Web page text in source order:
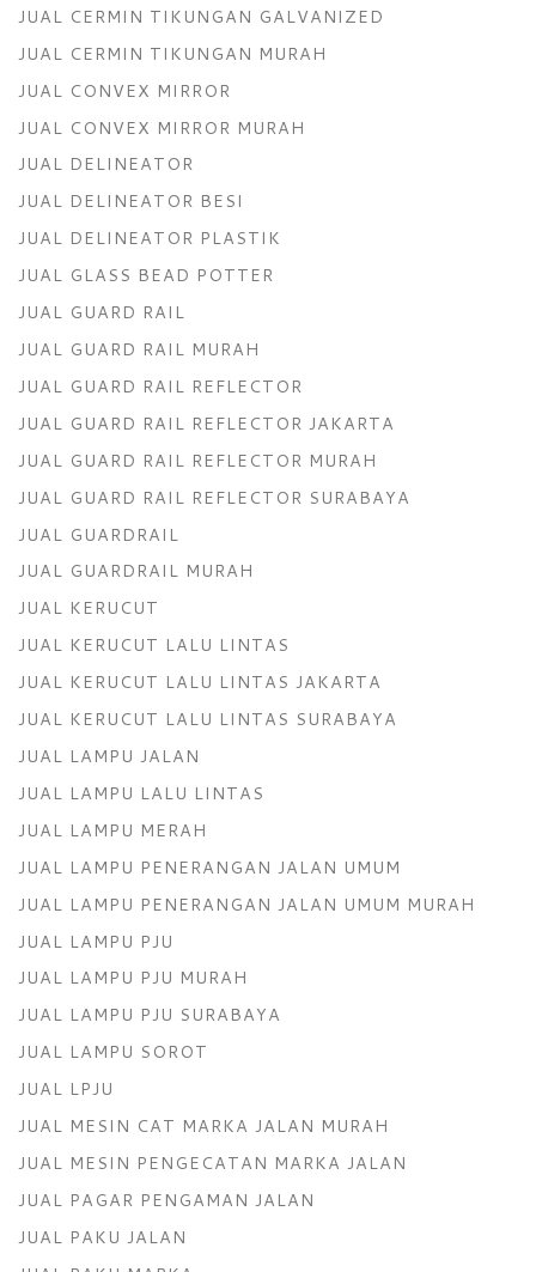
JUAL CERMIN TIKUNGAN GALVANIZED
JUAL CERMIN TIKUNGAN MURAH
JUAL CONVEX MIRROR
JUAL CONVEX MIRROR MURAH
JUAL DELINEATOR
JUAL DELINEATOR BESI
JUAL DELINEATOR PLASTIK
JUAL GLASS BEAD POTTER
JUAL GUARD RAIL
JUAL GUARD RAIL MURAH
JUAL GUARD RAIL REFLECTOR
JUAL GUARD RAIL REFLECTOR JAKARTA
JUAL GUARD RAIL REFLECTOR MURAH
JUAL GUARD RAIL REFLECTOR SURABAYA
JUAL GUARDRAIL
JUAL GUARDRAIL MURAH
JUAL KERUCUT
JUAL KERUCUT LALU LINTAS
JUAL KERUCUT LALU LINTAS JAKARTA
JUAL KERUCUT LALU LINTAS SURABAYA
JUAL LAMPU JALAN
JUAL LAMPU LALU LINTAS
JUAL LAMPU MERAH
JUAL LAMPU PENERANGAN JALAN UMUM
JUAL LAMPU PENERANGAN JALAN UMUM MURAH
JUAL LAMPU PJU
JUAL LAMPU PJU MURAH
JUAL LAMPU PJU SURABAYA
JUAL LAMPU SOROT
JUAL LPJU
JUAL MESIN CAT MARKA JALAN MURAH
JUAL MESIN PENGECATAN MARKA JALAN
JUAL PAGAR PENGAMAN JALAN
JUAL PAKU JALAN